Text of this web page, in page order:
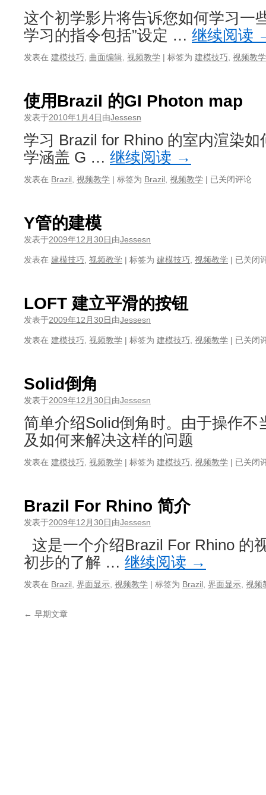
这个初学影片将告诉您如何学习一
学习的指令包括”设定 … 继续阅读
发表在 建模技巧 曲面编辑 视频教学 | 标签为 建模技巧 视频教学
使用Brazil 的GI Photon map
发表于2010年1月4日由Jessesn
学习 Brazil for Rhino 的室内渲染
学涵盖 G … 继续阅读 →
发表在 Brazil 视频教学 | 标签为 Brazil 视频教学 | 使
已关闭评论
Y管的建模
发表于2009年12月30日由Jessesn
发表在 建模技巧 视频教学 | 标签为 建模技巧 视频教学 | Y
已关闭
LOFT 建立平滑的按钮
发表于2009年12月30日由Jessesn
发表在 建模技巧 视频教学 | 标签为 建模技巧 视频教学 | LOFT
钮
已关闭
Solid倒角
发表于2009年12月30日由Jessesn
简单介绍Solid倒角时。由于操作不
及如何来解决这样的问题
发表在 建模技巧 视频教学 | 标签为 建模技巧 视频教学 | Solid
已关闭
Brazil For Rhino 简介
发表于2009年12月30日由Jessesn
这是一个介绍Brazil For Rhino 的
初步的了解 … 继续阅读 →
发表在 Brazil 界面显示 视频教学 | 标签为 Brazil 界面显示 视频
← 早期文章